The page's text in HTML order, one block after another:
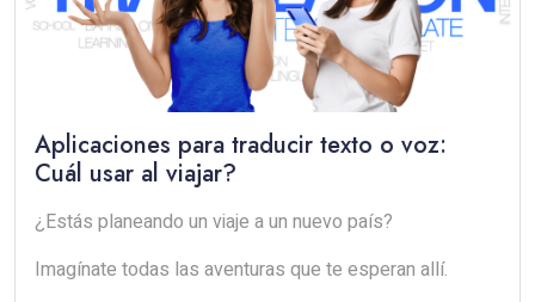
Aplicaciones para traducir texto o voz:
Cuál usar al viajar?
¿Estás planeando un viaje a un nuevo país?
Imagínate todas las aventuras que te esperan allí.